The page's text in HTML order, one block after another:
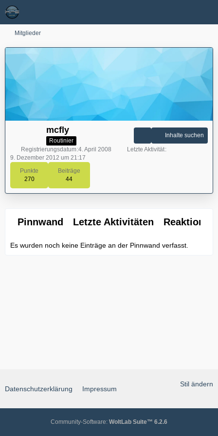
Mitglieder
mcfly
Routinier
Punkte
270
Beiträge
44
Inhalte suchen
Registrierungsdatum 4. April 2008
Letzte Aktivität
9. Dezember 2012 um 21:17
Pinnwand Letzte Aktivitäten Reaktionen
Es wurden noch keine Einträge an der Pinnwand verfasst.
Stil ändern
Datenschutzerklärung Impressum
Community-Software: WoltLab Suite™ 6.2.6